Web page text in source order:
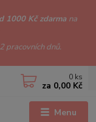
1000 Kč zdarma na
pracovních dnů.
Menu
0 ks
za 0,00 Kč